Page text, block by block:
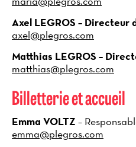
Axel LEGROS – Directeur
axel@plegros.com
Matthias LEGROS –
matthias@plegros.com
Billetterie et accueil
Emma VOLTZ –
emma@plegros.com